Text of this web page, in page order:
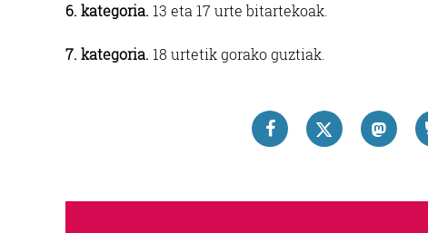
6. kategoria. 13 eta 17 urte bitartekoak.
7. kategoria. 18 urtetik gorako guztiak.